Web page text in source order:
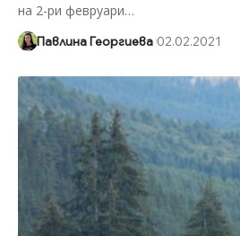
на 2-ри февруари…
Павлина Георгиева 02.02.2021